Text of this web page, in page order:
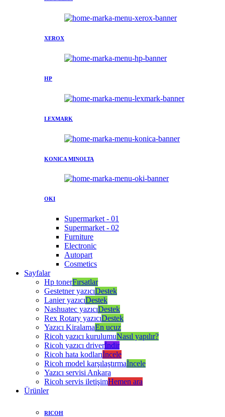
XEROX
HP
LEXMARK
KONICA MINOLTA
OKI
Supermarket - 01
Supermarket - 02
Furniture
Electronic
Autopart
Cosmetics
Sayfalar
Hp tonerFırsatlar
Gestetner yazıcıDestek
Lanier yazıcıDestek
Nashuatec yazıcıDestek
Rex Rotary yazıcıDestek
Yazıcı KiralamaEn ucuz
Ricoh yazıcı kurulumuNasıl yapılır?
Ricoh yazıcı driverİndir
Ricoh hata kodlarıİncele
Ricoh model karşılaştırmaİncele
Yazıcı servisi Ankara
Ricoh servis iletişimHemen ara
Ürünler
RICOH